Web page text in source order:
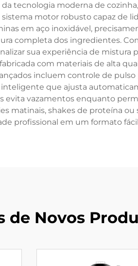
tecnologia moderna de
motor robusto capaz de
em aço inoxidável,
completa dos ingredientes.
sua experiência de mistura
com materiais de alta
incluem controle de
que ajusta
vazamentos enquanto
matinais, shakes de proteína
profissional em um formato
de Novos